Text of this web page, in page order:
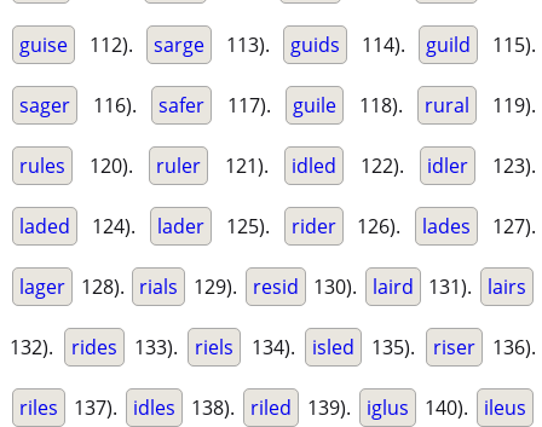
guise 112). sarge 113). guids 114). guild 115).
sager 116). safer 117). guile 118). rural 119).
rules 120). ruler 121). idled 122). idler 123).
laded 124). lader 125). rider 126). lades 127).
lager 128). rials 129). resid 130). laird 131). lairs
132). rides 133). riels 134). isled 135). riser 136).
riles 137). idles 138). riled 139). iglus 140). ileus